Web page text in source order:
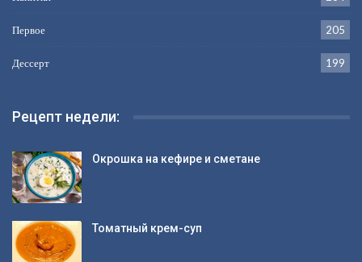
Первое 205
Дессерт 199
Рецепт недели:
Окрошка на кефире и сметане
Томатный крем-суп